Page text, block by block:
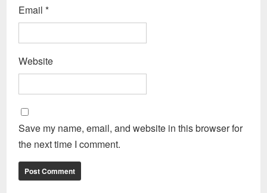
Email*
Website
Save my name, email, and website in this browser for
the next time I comment.